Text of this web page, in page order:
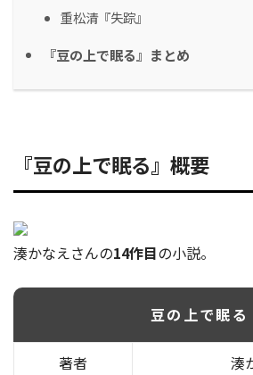
重松清『失踪』
『豆の上で眠る』まとめ
『豆の上で眠る』概要
湊かなえさんの14作目の小説。
豆の上で眠る
著者
湊